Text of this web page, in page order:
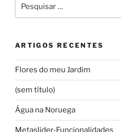
por:
ARTIGOS RECENTES
Flores do meu Jardim
(sem título)
Água na Noruega
Metaslider-Funcionalidades